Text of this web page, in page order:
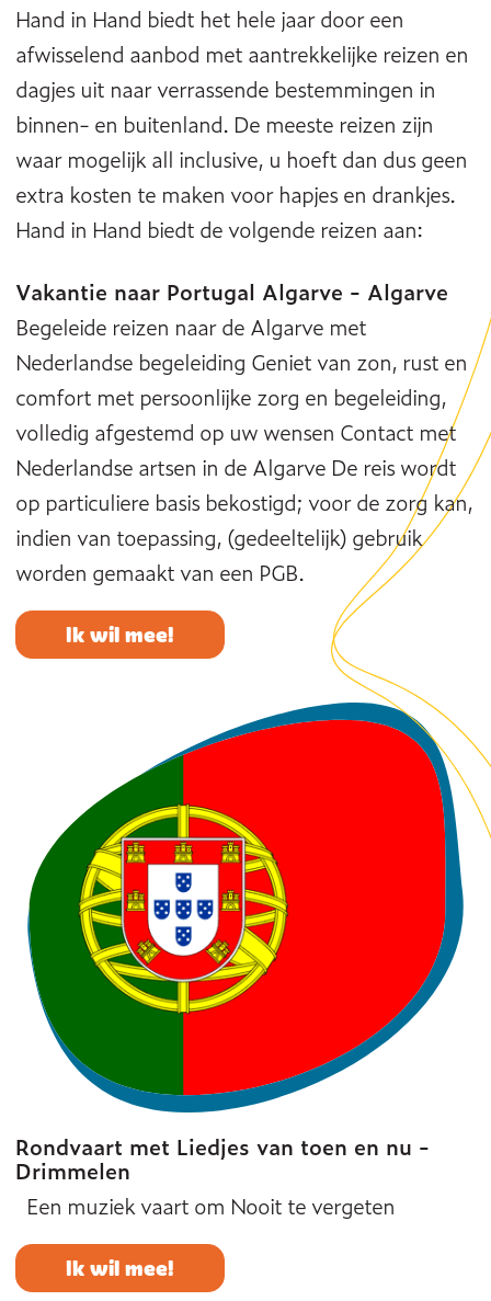
Hand in Hand biedt het hele jaar door een
afwisselend aanbod met aantrekkelijke reizen en
dagjes uit naar verrassende bestemmingen in
binnen- en buitenland. De meeste reizen zijn
waar mogelijk all inclusive, u hoeft dan dus geen
extra kosten te maken voor hapjes en drankjes.
Hand in Hand biedt de volgende reizen aan:
Vakantie naar Portugal Algarve - Algarve
Begeleide reizen naar de Algarve met
Nederlandse begeleiding Geniet van zon, rust en
comfort met persoonlijke zorg en begeleiding,
volledig afgestemd op uw wensen Contact met
Nederlandse artsen in de Algarve De reis wordt
op particuliere basis bekostigd; voor de zorg kan,
indien van toepassing, (gedeeltelijk) gebruik
worden gemaakt van een PGB.
Ik wil mee!
Rondvaart met Liedjes van toen en nu -
Drimmelen
Een muziek vaart om Nooit te vergeten
Ik wil mee!